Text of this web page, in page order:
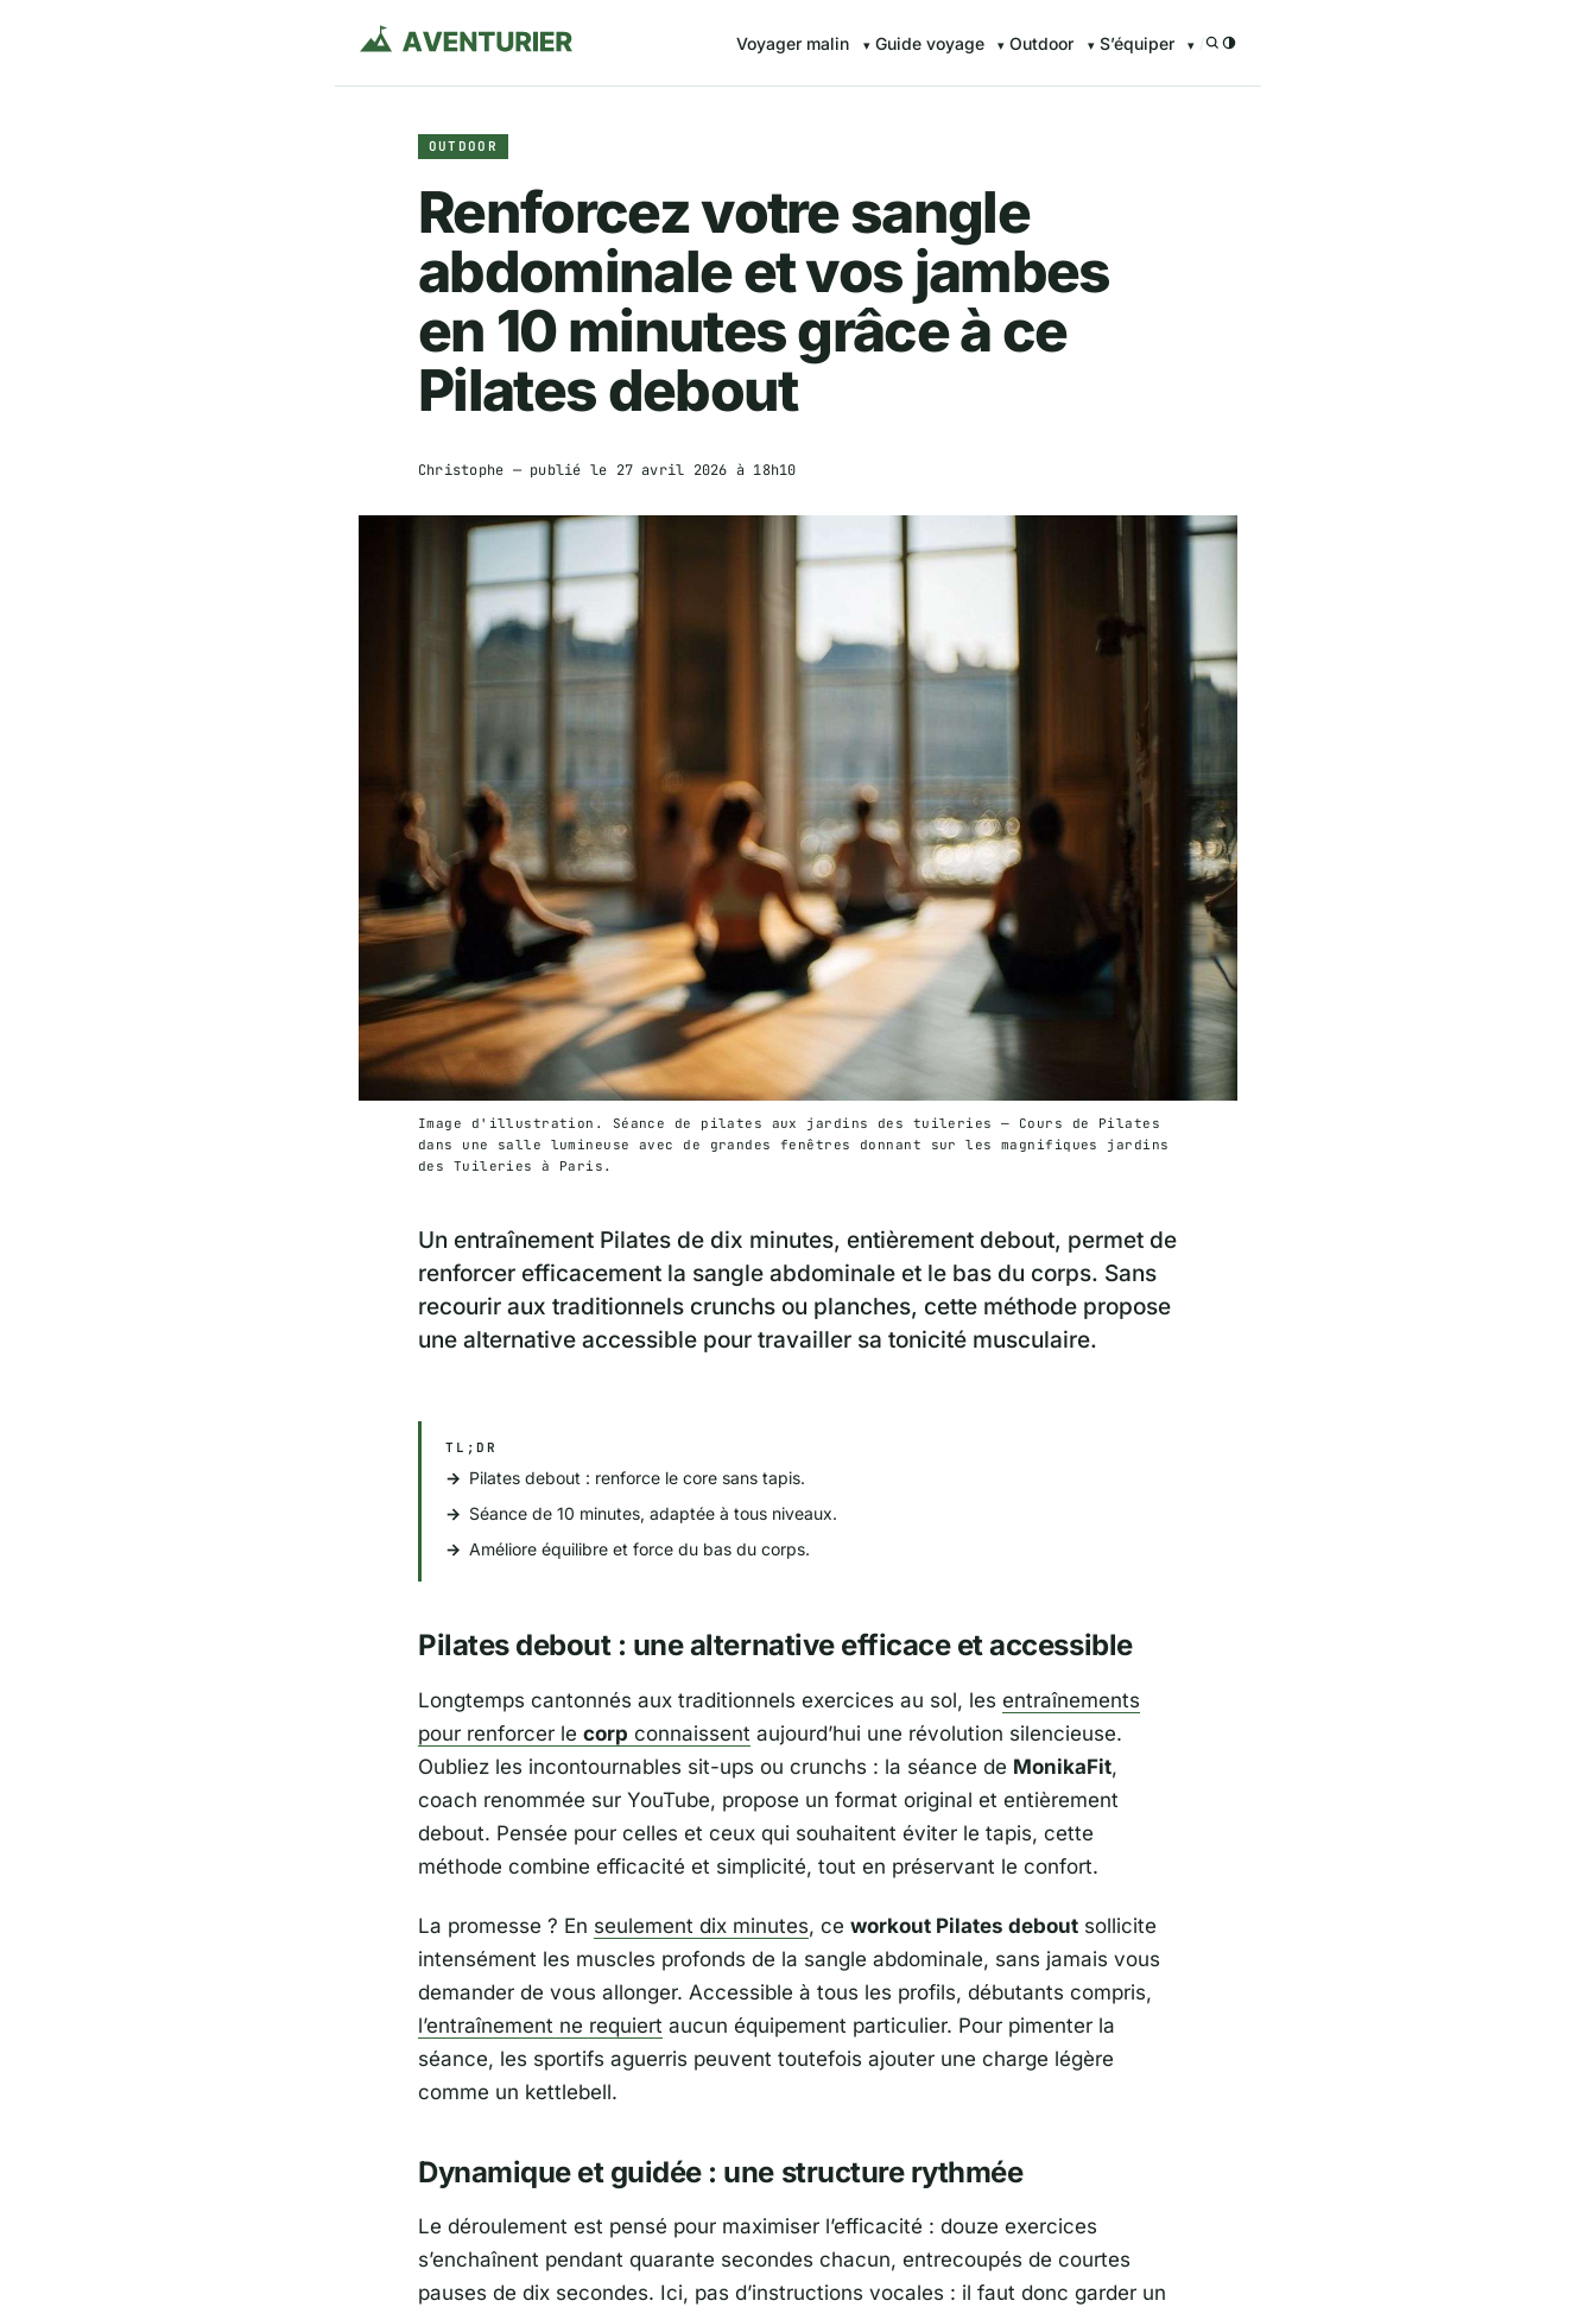
Voyager malin Guide voyage Outdoor S’équiper /
OUTDOOR
Renforcez votre sangle
abdominale et vos jambes
en 10 minutes grâce à ce
Pilates debout
Christophe — publié le 27 avril 2026 à 18h10
Image d'illustration. Séance de pilates aux jardins des tuileries — Cours de Pilates
dans une salle lumineuse avec de grandes fenêtres donnant sur les magnifiques jardins
des Tuileries à Paris.
Un entraînement Pilates de dix minutes, entièrement debout, permet de
renforcer efficacement la sangle abdominale et le bas du corps. Sans
recourir aux traditionnels crunchs ou planches, cette méthode propose
une alternative accessible pour travailler sa tonicité musculaire.
TL;DR
Pilates debout : renforce le core sans tapis.
Séance de 10 minutes, adaptée à tous niveaux.
Améliore équilibre et force du bas du corps.
Pilates debout : une alternative efficace et accessible
Longtemps cantonnés aux traditionnels exercices au sol, les entraînements
pour renforcer le corp connaissent aujourd’hui une révolution silencieuse.
Oubliez les incontournables sit-ups ou crunchs : la séance de MonikaFit,
coach renommée sur YouTube, propose un format original et entièrement
debout. Pensée pour celles et ceux qui souhaitent éviter le tapis, cette
méthode combine efficacité et simplicité, tout en préservant le confort.
La promesse ? En seulement dix minutes, ce workout Pilates debout sollicite
intensément les muscles profonds de la sangle abdominale, sans jamais vous
demander de vous allonger. Accessible à tous les profils, débutants compris,
l’entraînement ne requiert aucun équipement particulier. Pour pimenter la
séance, les sportifs aguerris peuvent toutefois ajouter une charge légère
comme un kettlebell.
Dynamique et guidée : une structure rythmée
Le déroulement est pensé pour maximiser l’efficacité : douze exercices
s’enchaînent pendant quarante secondes chacun, entrecoupés de courtes
pauses de dix secondes. Ici, pas d’instructions vocales : il faut donc garder un